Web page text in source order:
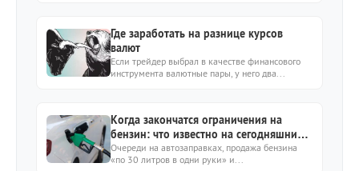
Где заработать на разнице курсов
валют
Если трейдер выбрал в качестве финансового
инструмента валютные пары, у него два...
Когда закончатся ограничения на
бензин: что известно на сегодняшний
день
Очереди на автозаправках, продажа бензина
«по 30 литров в одни руки» и...